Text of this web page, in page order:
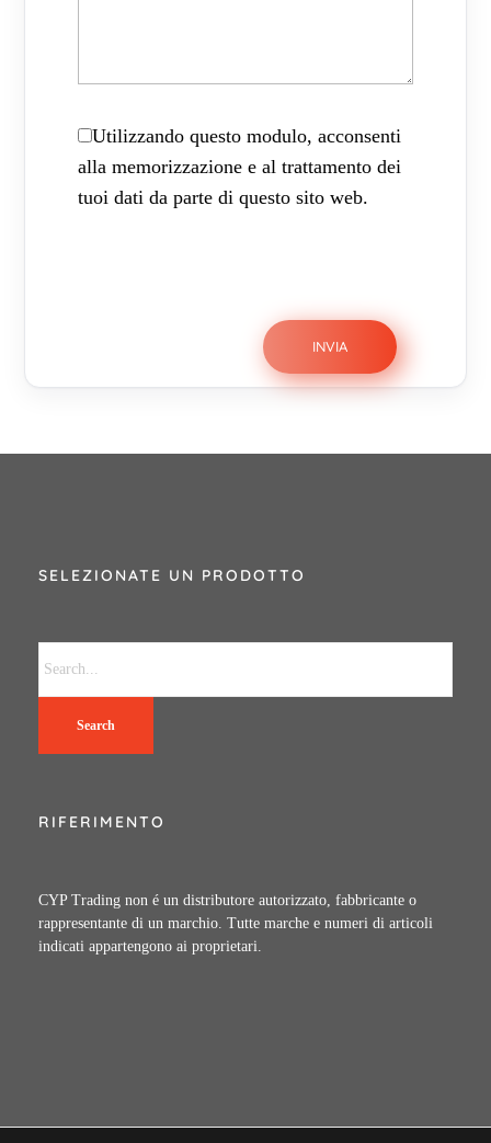
Utilizzando questo modulo, acconsenti
alla memorizzazione e al trattamento dei
tuoi dati da parte di questo sito web.
SELEZIONATE UN PRODOTTO
Search
RIFERIMENTO
CYP Trading non é un distributore autorizzato, fabbricante o
rappresentante di un marchio. Tutte marche e numeri di articoli
indicati appartengono ai proprietari.